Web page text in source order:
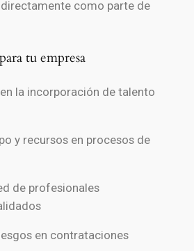
como parte de
tu empresa
la incorporación de talento
y recursos en procesos de
de profesionales
en contrataciones